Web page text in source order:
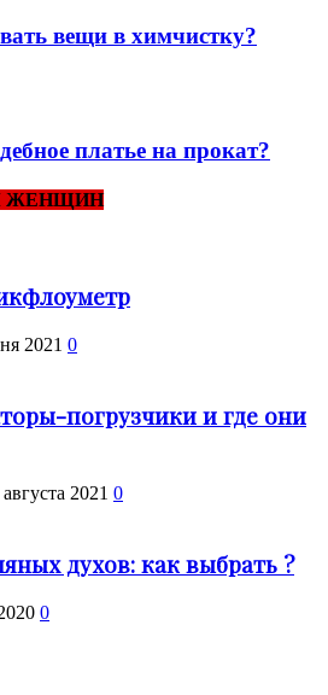
вещи в химчистку?
платье на прокат?
ЖЕНЩИН
2021 0
погрузчики и где они
2021 0
духов: как выбрать ?
0